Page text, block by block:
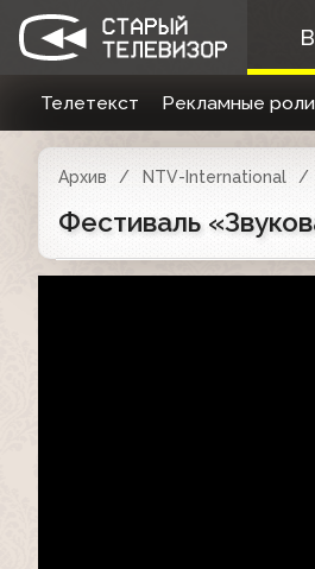
Телетекст Рекламные
Архив NTV-International
Фестиваль